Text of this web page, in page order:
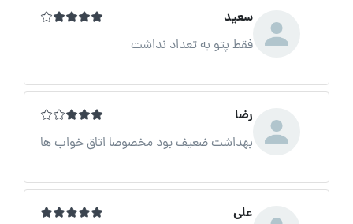
سعید
فقط پتو به تعداد نداشت
رضا
بهداشت ضعیف بود مخصوصا اتاق خواب ها
علی